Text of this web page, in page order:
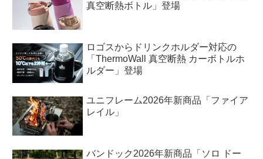
真空断熱ボトル」登場
ロゴスからドリンクホルダー対応の
「ThermoWall 真空断熱 カーボトルホ
ルダー」登場
ユニフレーム2026年新商品「ファイア
レイル」
バンドック2026年新商品「ソロ ドー